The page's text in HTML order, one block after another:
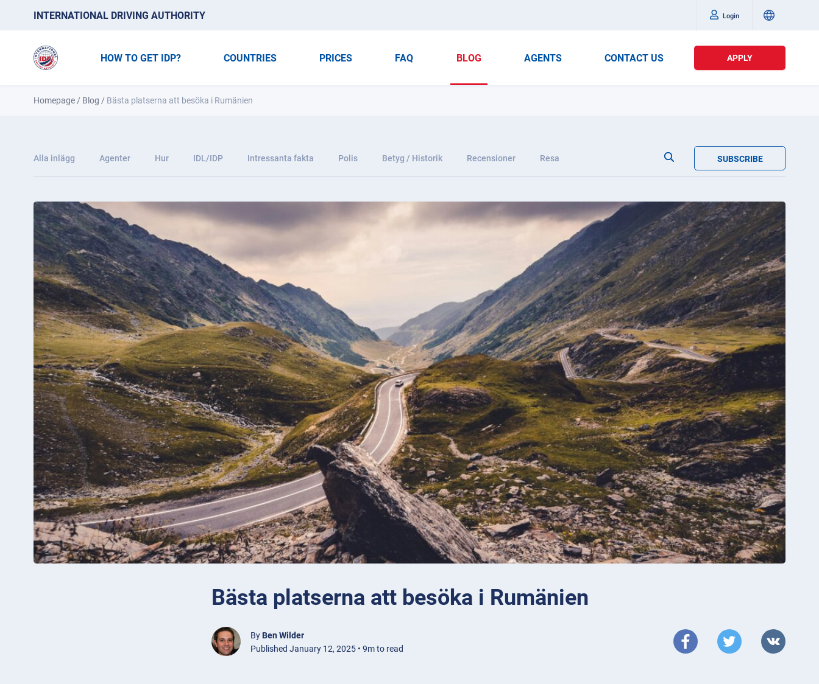
INTERNATIONAL DRIVING AUTHORITY Login
HOW TO GET IDP? COUNTRIES PRICES FAQ BLOG AGENTS CONTACT US APPLY
Homepage / Blog / Bästa platserna att besöka i Rumänien
Alla inlägg Agenter Hur IDL/IDP Intressanta fakta Polis Betyg / Historik Recensioner Resa SUBSCRIBE
Bästa platserna att besöka i Rumänien
By Ben Wilder
Published January 12, 2025 • 9m to read